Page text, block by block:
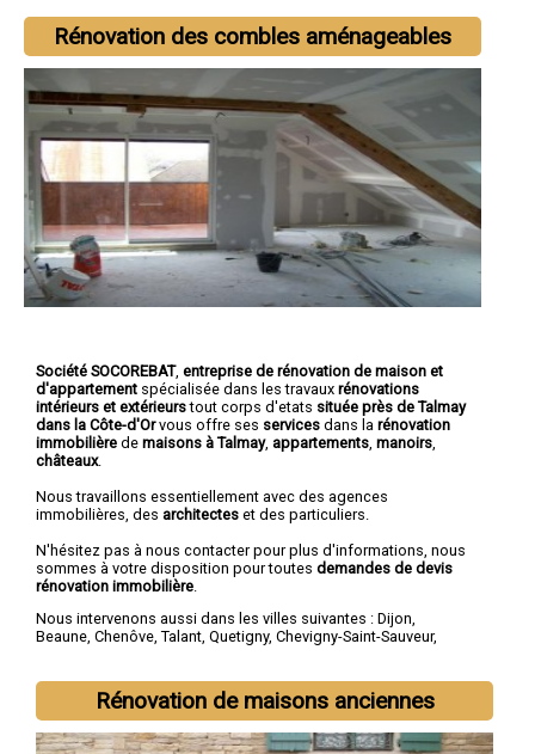
Rénovation des combles aménageables
Société SOCOREBAT, entreprise de rénovation de maison et
d'appartement spécialisée dans les travaux rénovations
intérieurs et extérieurstout corps d'etats située près de Talmay
dans la Côte-d'Orvous offre ses services dans la rénovation
immobilière de maisons à Talmay, appartements manoirs
châteaux.
Nous travaillons essentiellement avec des agences
immobilières, des architectes et des particuliers.
N'hésitez pas à nous contacter pour plus d'informations, nous
sommes à votre disposition pour toutes demandes de devis
rénovation immobilière
Nous intervenons aussi dans les villes suivantes : Dijon,
Beaune, Chenôve, Talant, Quetigny, Chevigny-Saint-Sauveur,
Rénovation de maisons anciennes